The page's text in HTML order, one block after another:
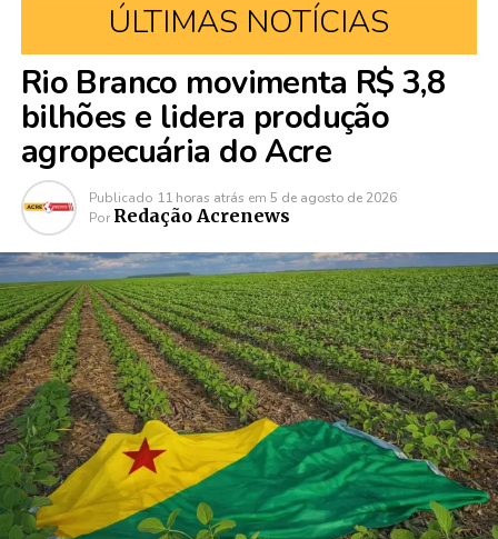
ÚLTIMAS NOTÍCIAS
Rio Branco movimenta R$ 3,8
bilhões e lidera produção
agropecuária do Acre
Publicado 11 horas atrás em 5 de agosto de 2026
Por Redação Acrenews